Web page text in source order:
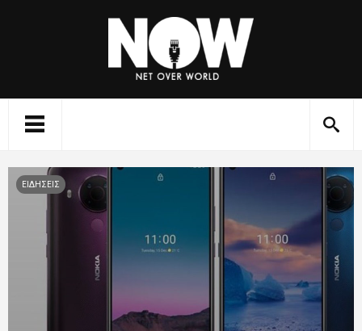
ΕΙΔΗΣΕΙΣ